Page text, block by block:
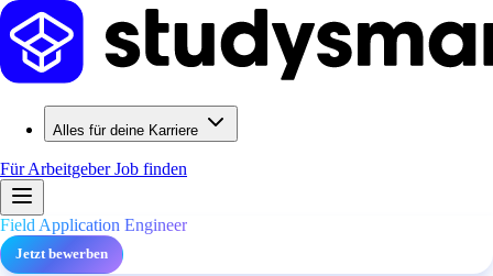
Alles für deine Karriere
Für ArbeitgeberJob finden
Field Application Engineer
Jetzt bewerben